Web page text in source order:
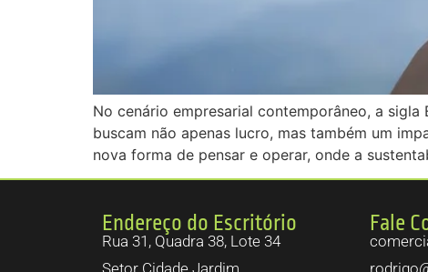
No cenário empresarial contemporâneo, a
buscam não apenas lucro, mas também um
nova forma de pensar e operar, onde a
Endereço do Escritório
Rua 31, Quadra 38, Lote 34
Fale